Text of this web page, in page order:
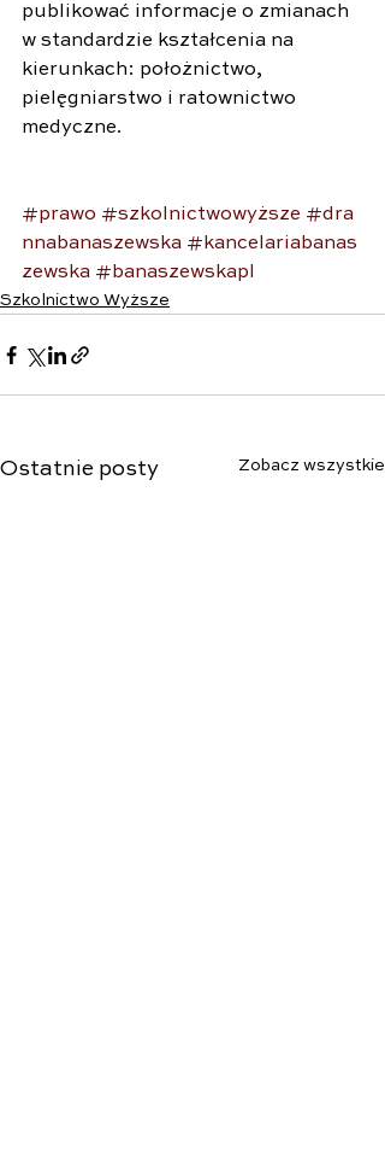
publikować informacje o zmianach
w standardzie kształcenia na
kierunkach: położnictwo,
pielęgniarstwo i ratownictwo
medyczne.
#prawo #szkolnictwowyższe #dra
nnabanaszewska #kancelariabanas
zewska #banaszewskapl
Szkolnictwo Wyższe
Ostatnie posty Zobacz wszystkie